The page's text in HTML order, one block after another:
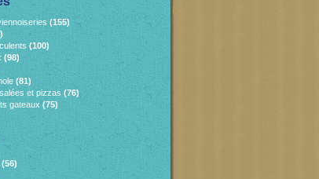
(155)
(100)
(98)
(81)
et pizzas (76)
gateaux (75)
(56)